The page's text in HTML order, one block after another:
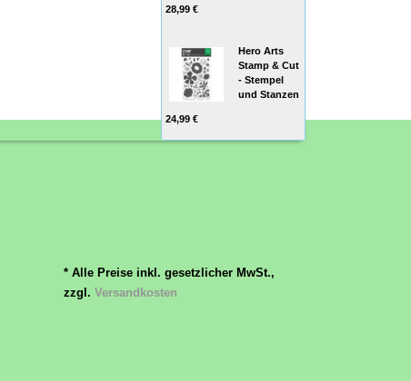
28,99 €
Hero Arts
Stamp & Cut
- Stempel
und Stanzen
24,99 €
* Alle Preise inkl. gesetzlicher MwSt.,
zzgl. Versandkosten